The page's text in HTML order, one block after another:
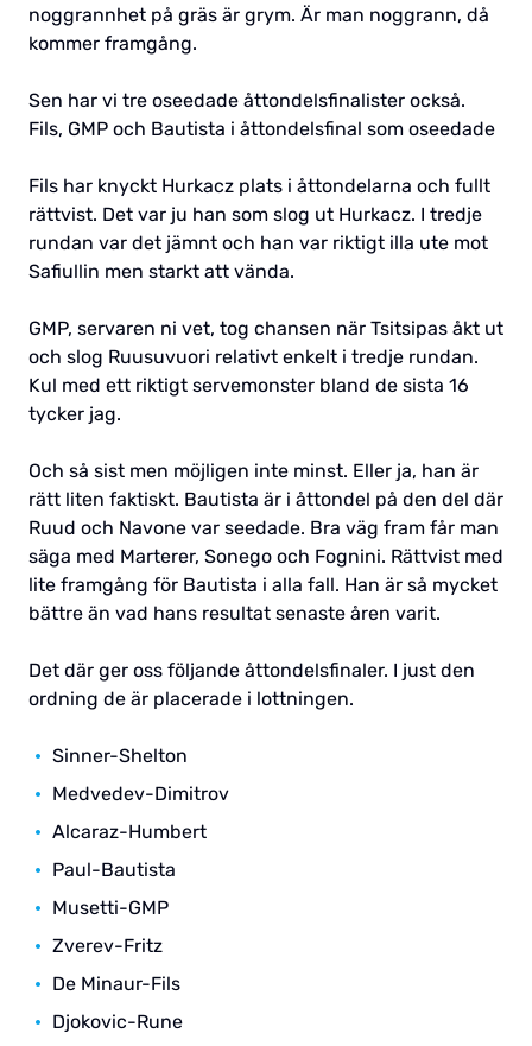
noggrannhet på gräs är grym. Är man noggrann, då
kommer framgång.
Sen har vi tre oseedade åttondelsfinalister också.
Fils, GMP och Bautista i åttondelsfinal som oseedade
Fils har knyckt Hurkacz plats i åttondelarna och fullt
rättvist. Det var ju han som slog ut Hurkacz. I tredje
rundan var det jämnt och han var riktigt illa ute mot
Safiullin men starkt att vända.
GMP, servaren ni vet, tog chansen när Tsitsipas åkt ut
och slog Ruusuvuori relativt enkelt i tredje rundan.
Kul med ett riktigt servemonster bland de sista 16
tycker jag.
Och så sist men möjligen inte minst. Eller ja, han är
rätt liten faktiskt. Bautista är i åttondel på den del där
Ruud och Navone var seedade. Bra väg fram får man
säga med Marterer, Sonego och Fognini. Rättvist med
lite framgång för Bautista i alla fall. Han är så mycket
bättre än vad hans resultat senaste åren varit.
Det där ger oss följande åttondelsfinaler. I just den
ordning de är placerade i lottningen.
Sinner-Shelton
Medvedev-Dimitrov
Alcaraz-Humbert
Paul-Bautista
Musetti-GMP
Zverev-Fritz
De Minaur-Fils
Djokovic-Rune